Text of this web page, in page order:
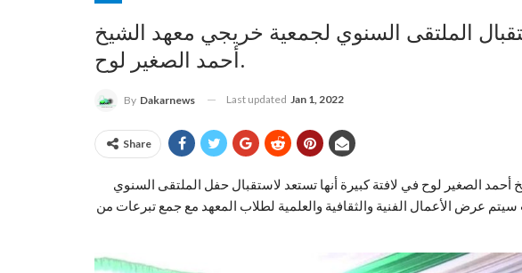
الملتقى السنوي لجمعية خريجي معهد الشيخ
أحمد الصغير لوح.
By Dakarnews Last updated Jan 1, 2022
Share
الصغير لوح في لافتة كبيرة أنها تستعد لاستقبال حفل الملتقى السنوي
سيتم عرض الأعمال الفنية والثقافية والعلمية لطلاب المعهد مع جمع تبرعات من